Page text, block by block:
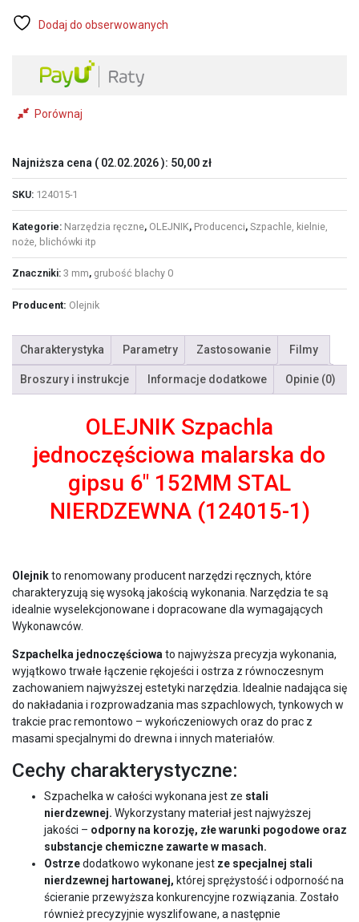
malarska
152MM
NIERDZEWNA
Dodaj do obserwowanych
Porównaj
Najniższa cena ( 02.02.2026): 50,00 zł
SKU: 124015-1
Kategorie: Narzędzia ręczne, OLEJNIK, Producenci, Szpachle, kielnie,
noże, blichówki itp
Znaczniki: 3 mm, grubość blachy 0
Producent: Olejnik
Charakterystyka Parametry Zastosowanie Filmy
Broszury i instrukcje Informacje dodatkowe Opinie (0)
OLEJNIK Szpachla
jednoczęściowa malarska do
gipsu 6″ 152MM STAL
NIERDZEWNA (124015-1)
Olejnikto renomowany producent narzędzi ręcznych, które
charakteryzują się wysoką jakością wykonania. Narzędzia te są
idealnie wyselekcjonowane i dopracowane dla wymagających
Wykonawców.
Szpachelka jednoczęściowato najwyższa precyzja wykonania,
wyjątkowo trwałe łączenie rękojeści i ostrza z równoczesnym
zachowaniem najwyższej estetyki narzędzia. Idealnie nadająca się
do nakładania i rozprowadzania mas szpachlowych, tynkowych w
trakcie prac remontowo – wykończeniowych oraz do prac z
masami specjalnymi do drewna i innych materiałów.
Cechy charakterystyczne:
Szpachelka w całości wykonana jest ze stali
nierdzewnej. Wykorzystany materiał jest najwyższej
jakości – odporny na korozję, złe warunki pogodowe oraz
substancje chemiczne zawarte w masach.
Ostrzedodatkowo wykonane jest ze specjalnej stali
nierdzewnej hartowanej, której sprężystość i odporność na
ścieranie przewyższa konkurencyjne rozwiązania. Zostało
również precyzyjnie wyszlifowane, a następnie